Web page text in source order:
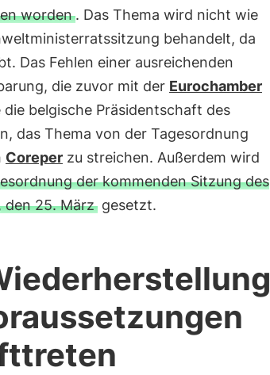
worden. Das Thema wird nicht wie
behandelt, da
Das Fehlen einer ausreichenden
die zuvor mit der Eurochamber
belgische Präsidentschaft des
das Thema von der Tagesordnung
Coreperzu streichen. Außerdem wird
der kommenden Sitzung des
den 25. Märzgesetzt.